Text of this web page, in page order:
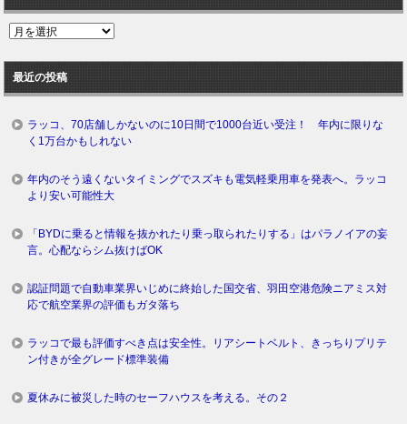
過
ロ
グ
最近の投稿
ラッコ、70店舗しかないのに10日間で1000台近い受注！ 年内に限りな
く1万台かもしれない
年内のそう遠くないタイミングでスズキも電気軽乗用車を発表へ。ラッコ
より安い可能性大
「BYDに乗ると情報を抜かれたり乗っ取られたりする」はパラノイアの妄
言。心配ならシム抜けばOK
認証問題で自動車業界いじめに終始した国交省、羽田空港危険ニアミス対
応で航空業界の評価もガタ落ち
ラッコで最も評価すべき点は安全性。リアシートベルト、きっちりプリテ
ン付きが全グレード標準装備
夏休みに被災した時のセーフハウスを考える。その２